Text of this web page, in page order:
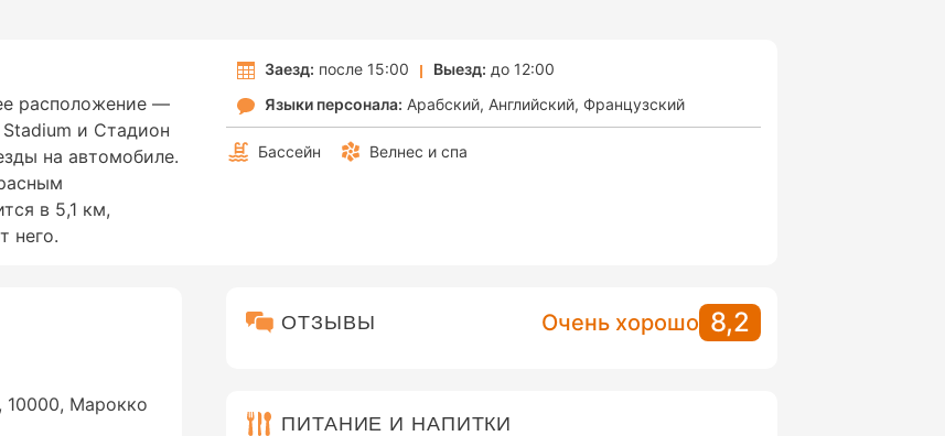
расположение —
Stadium и Стадион
на автомобиле.
в 5,1 км,
него.
Заезд: после 15:00 Выезд: до 12:00
Языки персонала: Арабский Английский Французский
Бассейн Велнес и спа
10000, Марокко
ОТЗЫВЫ Очень хорошо 8,2
ПИТАНИЕ И НАПИТКИ